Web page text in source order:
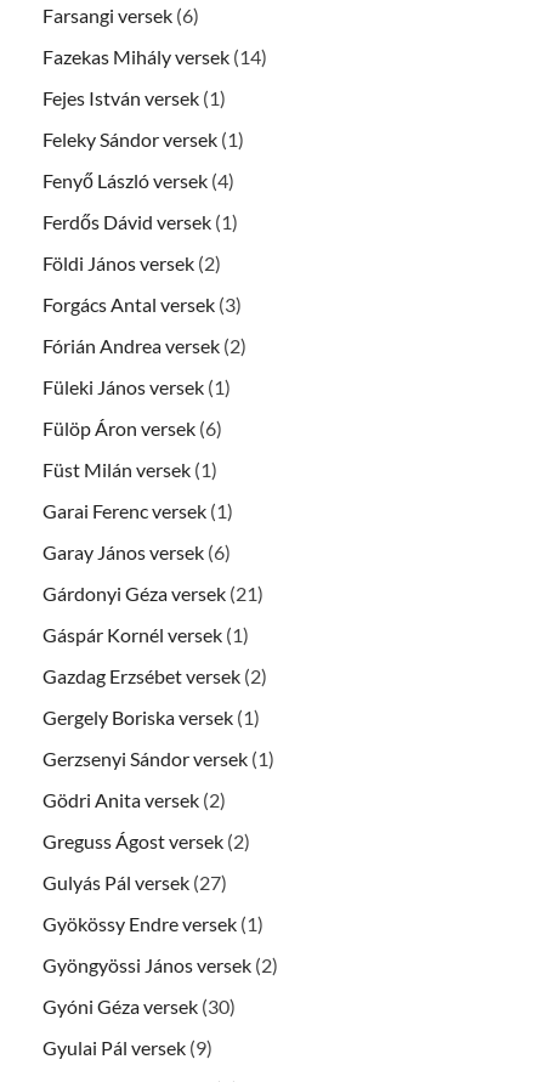
Farsangi versek (6)
Fazekas Mihály versek (14)
Fejes István versek (1)
Feleky Sándor versek (1)
Fenyő László versek (4)
Ferdős Dávid versek (1)
Földi János versek (2)
Forgács Antal versek (3)
Fórián Andrea versek (2)
Füleki János versek (1)
Fülöp Áron versek (6)
Füst Milán versek (1)
Garai Ferenc versek (1)
Garay János versek (6)
Gárdonyi Géza versek (21)
Gáspár Kornél versek (1)
Gazdag Erzsébet versek (2)
Gergely Boriska versek (1)
Gerzsenyi Sándor versek (1)
Gödri Anita versek (2)
Greguss Ágost versek (2)
Gulyás Pál versek (27)
Gyökössy Endre versek (1)
Gyöngyössi János versek (2)
Gyóni Géza versek (30)
Gyulai Pál versek (9)